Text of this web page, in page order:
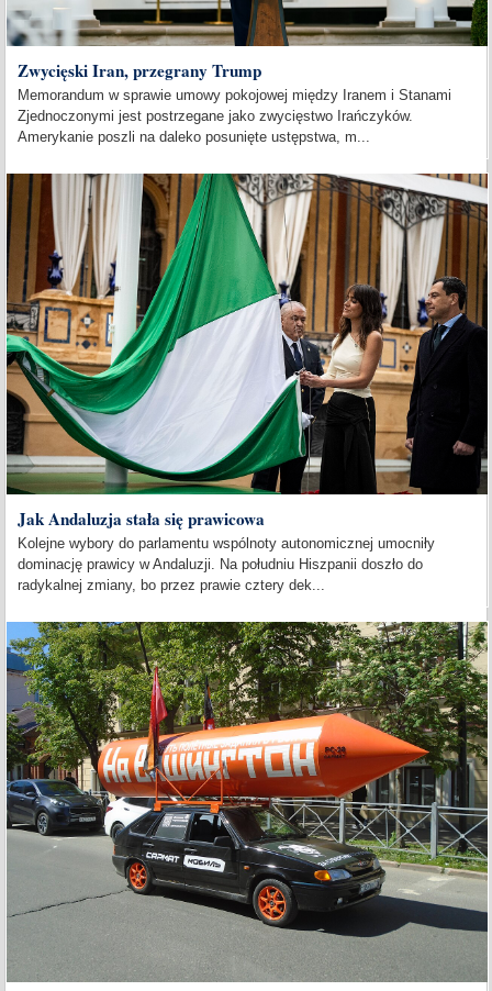
Zwycięski Iran, przegrany Trump
Memorandum w sprawie umowy pokojowej między Iranem i Stanami
Zjednoczonymi jest postrzegane jako zwycięstwo Irańczyków.
Amerykanie poszli na daleko posunięte ustępstwa, m...
Jak Andaluzja stała się prawicowa
Kolejne wybory do parlamentu wspólnoty autonomicznej umocniły
dominację prawicy w Andaluzji. Na południu Hiszpanii doszło do
radykalnej zmiany, bo przez prawie cztery dek...